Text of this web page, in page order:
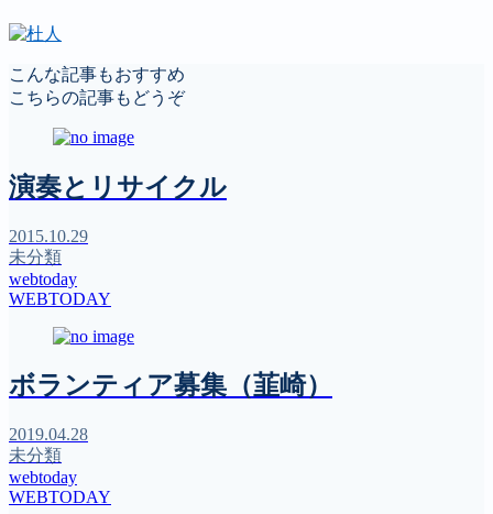
こんな記事もおすすめ
こちらの記事もどうぞ
演奏とリサイクル
2015.10.29
未分類
webtoday
WEBTODAY
ボランティア募集（韮崎）
2019.04.28
未分類
webtoday
WEBTODAY